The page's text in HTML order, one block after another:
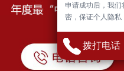
申请成功后，我们
密，保证个人隐私
拨打电话